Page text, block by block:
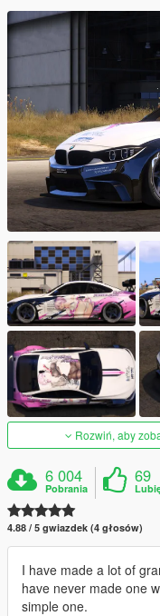
Rozwiń, aby
6 004
Pobrania
69
4.88 / 5 gwiazdek (4 głosów)
I have made a lot of
have never made one
simple one.